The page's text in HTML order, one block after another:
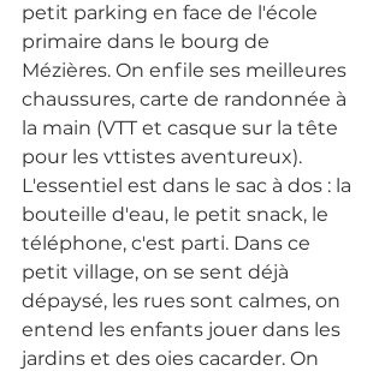
petit parking en face de l'école
primaire dans le bourg de
Mézières. On enfile ses meilleures
chaussures, carte de randonnée à
la main (VTT et casque sur la tête
pour les vttistes aventureux).
L'essentiel est dans le sac à dos : la
bouteille d'eau, le petit snack, le
téléphone, c'est parti. Dans ce
petit village, on se sent déjà
dépaysé, les rues sont calmes, on
entend les enfants jouer dans les
jardins et des oies cacarder. On